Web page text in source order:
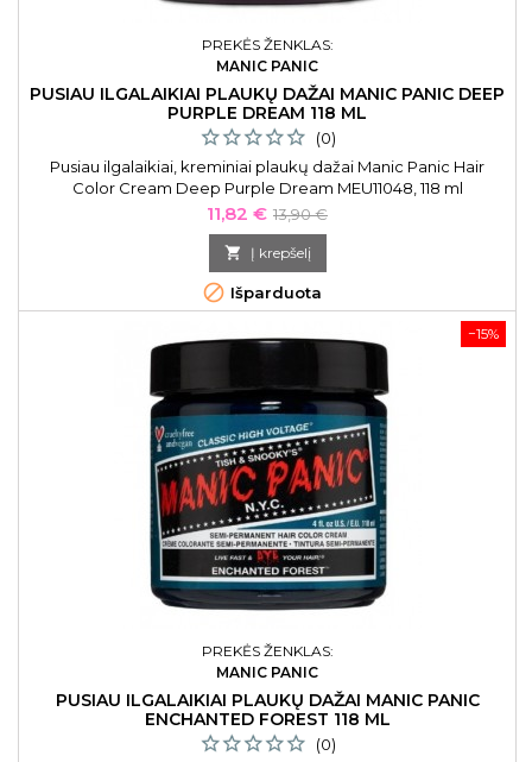
PREKĖS ŽENKLAS:
MANIC PANIC
PUSIAU ILGALAIKIAI PLAUKŲ DAŽAI MANIC PANIC DEEP
PURPLE DREAM 118 ML
(0)
Pusiau ilgalaikiai, kreminiai plaukų dažai Manic Panic Hair
Color Cream Deep Purple Dream MEU11048, 118 ml
Kaina
11,82 € Bazinė
kaina
13,90 €
 Į krepšelį
 Išparduota
−15%
PREKĖS ŽENKLAS:
MANIC PANIC
PUSIAU ILGALAIKIAI PLAUKŲ DAŽAI MANIC PANIC
ENCHANTED FOREST 118 ML
(0)